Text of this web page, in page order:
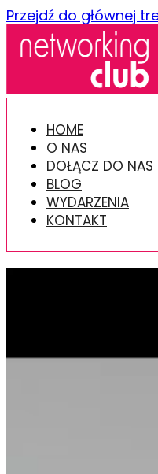
Przejdź do głównej
HOME
O NAS
DOŁĄCZ DO NAS
BLOG
WYDARZENIA
KONTAKT